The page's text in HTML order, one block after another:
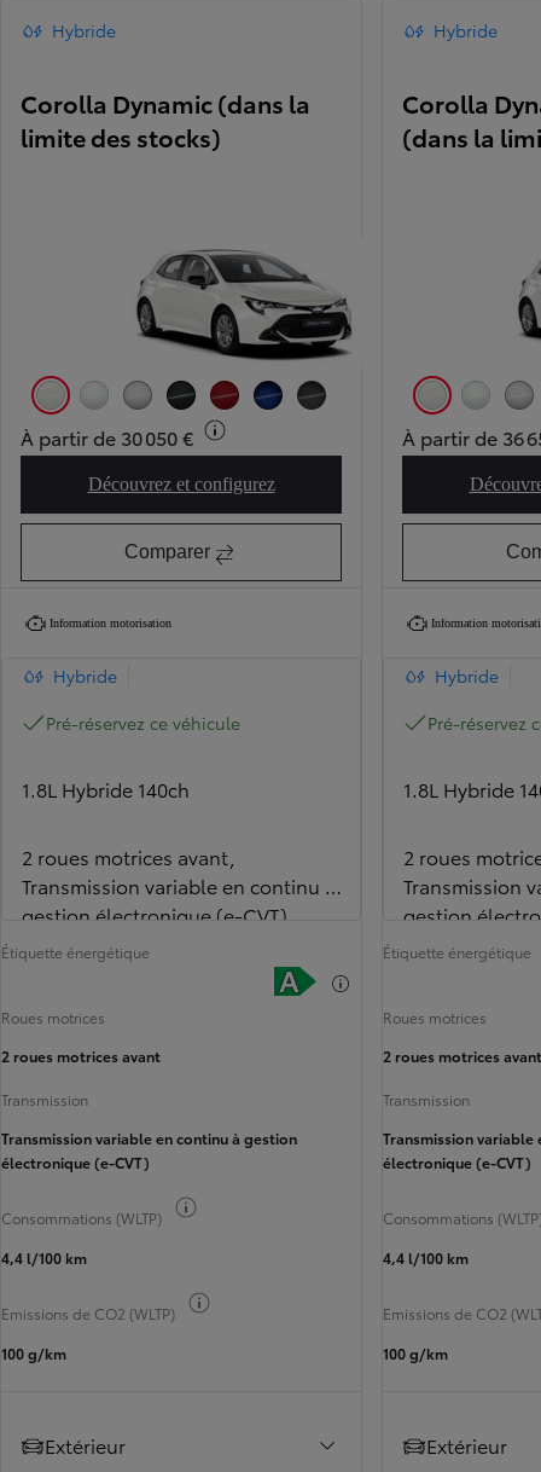
Hybride
Corolla Dynamic (dans la
limite des stocks)
Blanc Pur (040) Bleu Genièvre métallisé (8Y8) (dans la limite des
Gris Météore métallisé (1M2)
À partir de 30 050 €
Découvrez et configurezCorolla Dynamic (dans la limite des stocks)
Comparer
Information motorisation
Hybride
Pré-réservez ce véhicule
1.8L Hybride 140ch
2 roues motrices avant,
Transmission variable en continu à
gestion électronique (e-CVT)
Étiquette énergétique
Roues motrices
2 roues motrices avant
Transmission
Transmission variable en continu à gestion
électronique (e-CVT)
Consommations (WLTP)
4,4 l/100 km
Emissions de CO2 (WLTP)
100 g/km
Extérieur
Hybride
Corolla
(dans la
Blanc Pur (040)
À partir de 36
Information
Hybride
Pré-réservez
1.8L Hybride
2 roues
Transmission
gestion
Étiquette énergétique
Roues motrices
2 roues motrices avant
Transmission
Transmission
électronique (e-CVT)
Consommations
4,4 l/100 km
Emissions de CO2
100 g/km
Extérieur